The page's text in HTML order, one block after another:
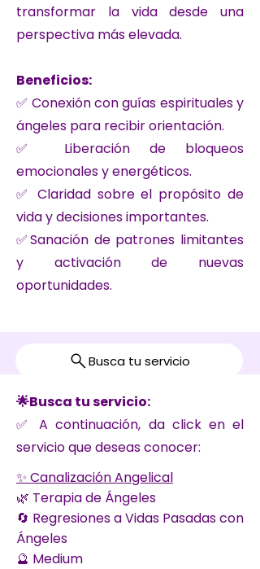
transformar la vida desde una
perspectiva más elevada.
Beneficios:
✅ Conexión con guías espirituales y
ángeles para recibir orientación.
✅ Liberación de bloqueos
emocionales y energéticos.
✅ Claridad sobre el propósito de
vida y decisiones importantes.
✅Sanación de patrones limitantes
y activación de nuevas
oportunidades.
Busca tu servicio
🌟Busca tu servicio:
✅ A continuación, da click en el
servicio que deseas conocer:
✨ Canalización Angelical
🌿 Terapia de Ángeles
🔄 Regresiones a Vidas Pasadas con
Ángeles
🔮 Medium